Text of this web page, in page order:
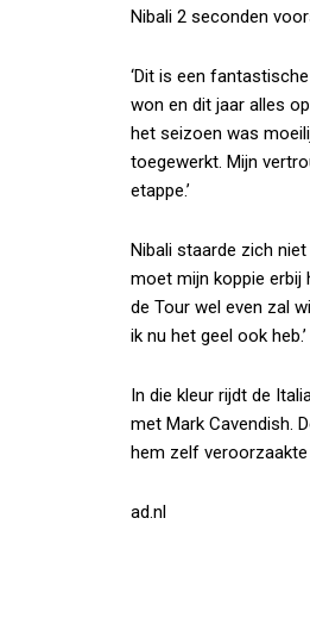
Nibali 2 seconden
‘Dit is een
won en dit jaar alles
het seizoen was
toegewerkt. Mijn
etappe.’
Nibali staarde zich
moet mijn koppie erbij
de Tour wel even zal
ik nu het geel ook heb.’
In die kleur rijdt de
met Mark Cavendish.
hem zelf
ad.nl